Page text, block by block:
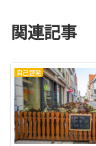
関連記事
自己啓発